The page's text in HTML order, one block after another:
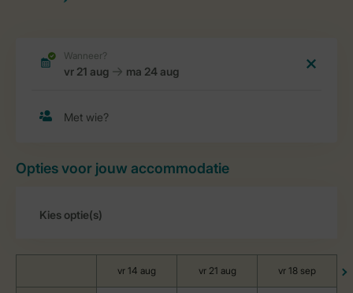
Opties voor jouw accommodatie
vr 14 aug vr 21 aug vr 18 sep